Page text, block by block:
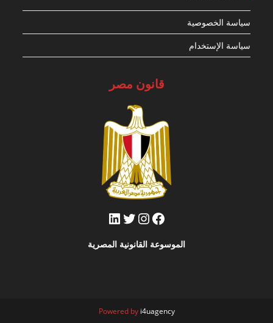
سياسة الخصوصية
سياسة الإستخدام
قانون مصر
فيسبوكإنستجرام
تويتر لينكد إن
الموسوعة القانونية المصرية
Powered by i4uagency